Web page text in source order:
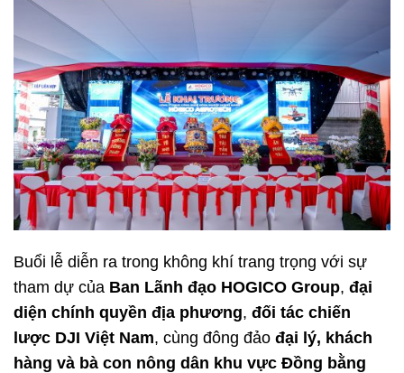
Buổi lễ diễn ra trong không khí trang trọng với sự
tham dự của Ban Lãnh đạo HOGICO Group, đại
diện chính quyền địa phương, đối tác chiến
lược DJI Việt Nam, cùng đông đảo đại lý, khách
hàng và bà con nông dân khu vực Đồng bằng